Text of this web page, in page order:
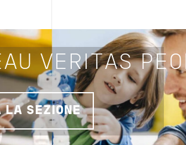
VERITAS
LA SEZIONE